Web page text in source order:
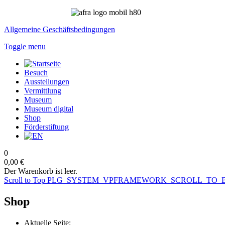
Allgemeine Geschäftsbedingungen
Toggle menu
Besuch
Ausstellungen
Vermittlung
Museum
Museum digital
Shop
Förderstiftung
0
0,00 €
Der Warenkorb ist leer.
Scroll to Top
Shop
Aktuelle Seite: